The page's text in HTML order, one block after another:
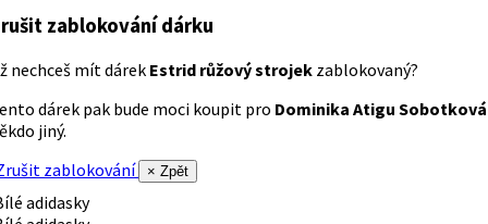
zablokování dárku
nechceš mít dárek Estrid růžový strojek zablokovaný?
dárek pak bude moci koupit pro Dominika Atigu Sobotková
jiný.
zablokování
× Zpět